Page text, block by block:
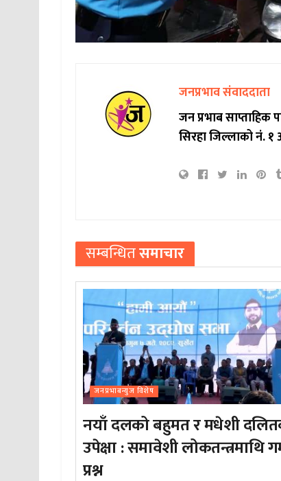
जनप्रभाव संवाददाता
जन प्रभाब साप्ताहिक
सिरहा जिल्लाको नं.
सम्बन्धितसमाचार
जनप्रभाबन्युज विशेष
नयाँ दलको बहुमत र मधेशी
उपेक्षा : समावेशी लोकतन्त्रमाथि
प्रश्न